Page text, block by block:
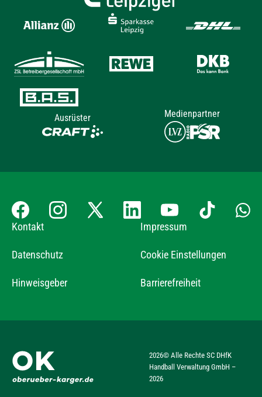
Ausrüster Medienpartner
Kontakt Impressum
Datenschutz Cookie Einstellungen
Hinweisgeber Barrierefreiheit
2026© Alle Rechte SC DHfK
Handball Verwaltung GmbH –
2026